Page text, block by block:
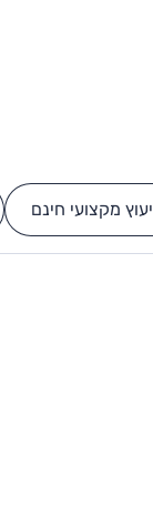
יעוץ מקצועי חינם